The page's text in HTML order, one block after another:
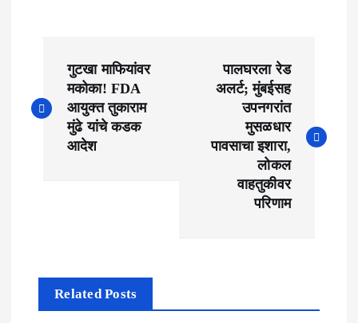
s
g
गुटखा माफियांवर
मकोका! FDA
आयुक्त तुकाराम
मुंढे यांचे कडक
आदेश
पालघरला रेड
अलर्ट; मुंबईसह
उपनगरांत
मुसळधार
पावसाचा इशारा,
लोकल
वाहतुकीवर
परिणाम
Related Posts